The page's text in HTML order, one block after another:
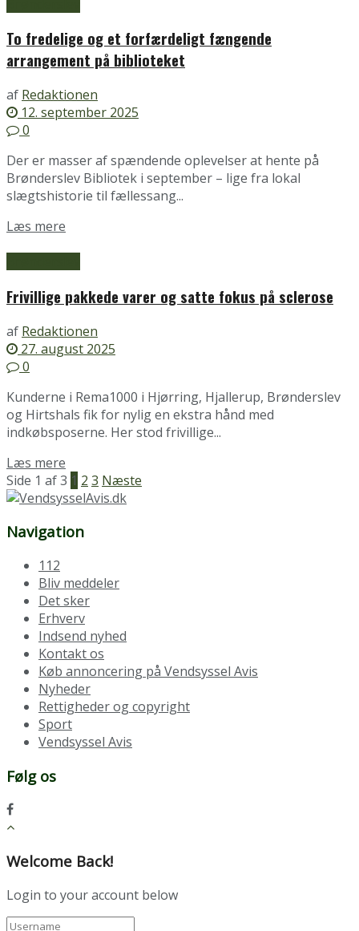
To fredelige og et forfærdeligt fængende
arrangement på biblioteket
af Redaktionen
12. september 2025
0
Der er masser af spændende oplevelser at hente på
Brønderslev Bibliotek i september – lige fra lokal
slægtshistorie til fællessang...
Læs mere
Frivillige pakkede varer og satte fokus på sclerose
af Redaktionen
27. august 2025
0
Kunderne i Rema1000 i Hjørring, Hjallerup, Brønderslev
og Hirtshals fik for nylig en ekstra hånd med
indkøbsposerne. Her stod frivillige...
Læs mere
Side 1 af 3 1 2 3 Næste
Navigation
112
Bliv meddeler
Det sker
Erhverv
Indsend nyhed
Kontakt os
Køb annoncering på Vendsyssel Avis
Nyheder
Rettigheder og copyright
Sport
Vendsyssel Avis
Følg os
Welcome Back!
Login to your account below